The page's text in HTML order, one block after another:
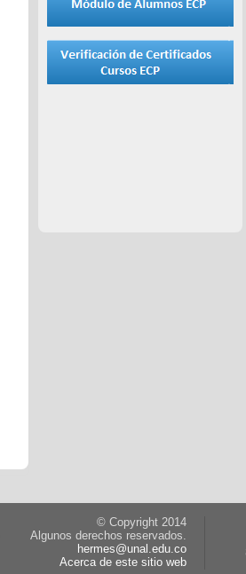
© Copyright 2014
Algunos derechos reservados.
hermes@unal.edu.co
Acerca de este sitio web